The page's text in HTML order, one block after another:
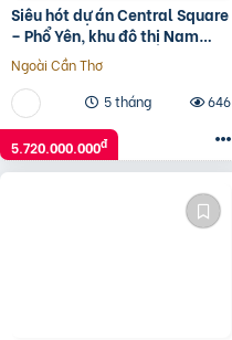
Siêu hót dự án Central Square
– Phổ Yên, khu đô thị Nam
Thái – chủ đầu tư Taseco
Land
Ngoài Cần Thơ
5 tháng
646
5.720.000.000đ